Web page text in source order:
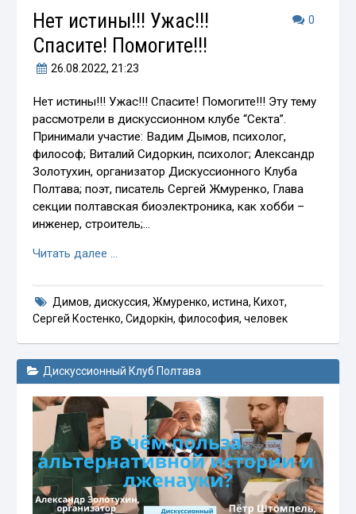
0
Нет истины!!! Ужас!!!
Спасите! Помогите!!!
26.08.2022, 21:23
Нет истины!!! Ужас!!! Спасите! Помогите!!! Эту тему
рассмотрели в дискуссионном клубе “Секта”.
Принимали участие: Вадим Дымов, психолог,
философ; Виталий Сидоркин, психолог; Александр
Золотухин, организатор Дискуссионного Клуба
Полтава; поэт, писатель Сергей Жмуренко, Глава
секции полтавская биоэлектроника, как хобби –
инженер, строитель;…
Читать далее …
Димов, дискуссия, Жмуренко, истина, Кихот,
Сергей Костенко,Сидоркін,философия,человек
Дискуссионный Клуб Полтава